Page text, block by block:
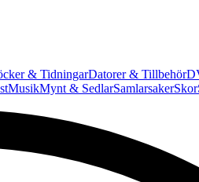
& TidningarDatorer & Tillbehör
MusikMynt & SedlarSamlarsakerSkor